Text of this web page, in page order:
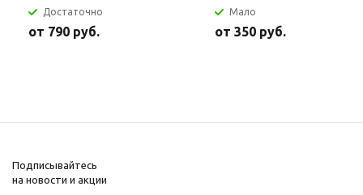
Достаточно
от 790 руб.
Мало
от 350 руб.
Подписывайтесь
на новости и акции